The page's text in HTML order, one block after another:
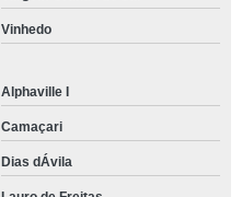
Vinhedo
Alphaville I
Camaçari
Dias dÁvila